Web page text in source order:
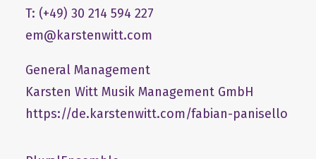
T: (+49) 30 214 594 227
em@karstenwitt.com
General Management
​Karsten Witt Musik Management GmbH​
https://de.karstenwitt.com/fabian-panisello